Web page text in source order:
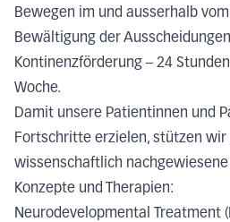
Bewegen im und ausserhalb
Bewältigung der
Kontinenzförderung – 24
Woche.
Damit unsere Patientinnen und
Fortschritte erzielen, stützen wir
wissenschaftlich
Konzepte und Therapien:
Neurodevelopmental Treatment